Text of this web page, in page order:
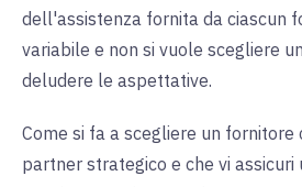
dell'assistenza fornita da ciascun
variabile e non si vuole scegliere
deludere le aspettative.
Come si fa a scegliere un fornitore
partner strategico e che vi assicuri